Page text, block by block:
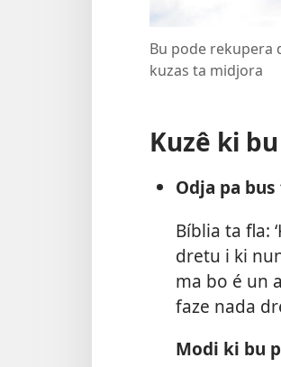
Bu pode rekupera
kuzas ta midjora
Kuzê ki
Odja pa
Bíblia ta fla:
dretu i ki
ma bo é un
faze nada
Modi ki bu